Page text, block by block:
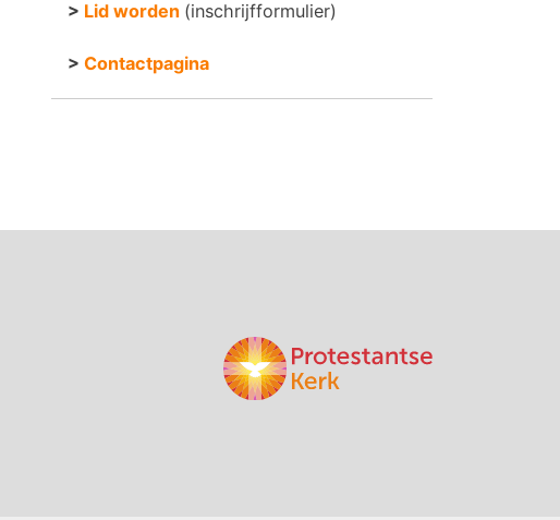
> Lid worden (inschrijfformulier)
> Contactpagina